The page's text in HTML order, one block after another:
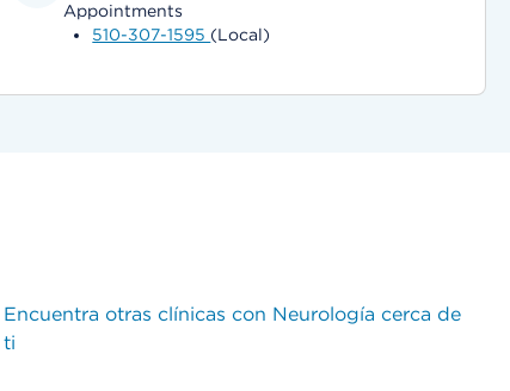
Appointments
510-307-1595 (Local)
Encuentra otras clínicas con Neurología cerca de
ti